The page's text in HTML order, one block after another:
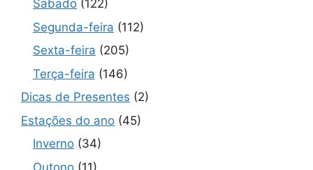
Sábado (122)
Segunda-feira (112)
Sexta-feira (205)
Terça-feira (146)
Dicas de Presentes (2)
Estações do ano (45)
Inverno (34)
Outono (11)